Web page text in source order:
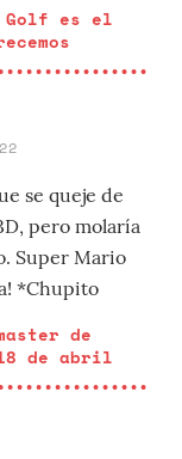
Golf es el
se queje de
pero molaría
Super Mario
*Chupito
de
de abril